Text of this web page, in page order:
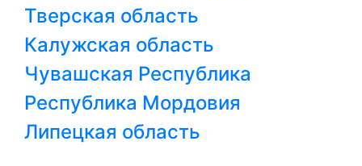
Тверская область
Калужская область
Чувашская Республика
Республика Мордовия
Липецкая область